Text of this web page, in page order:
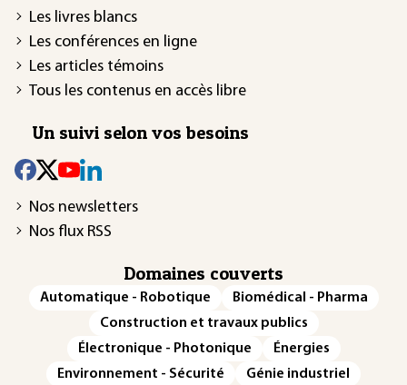
Les livres blancs
Les conférences en ligne
Les articles témoins
Tous les contenus en accès libre
Un suivi selon vos besoins
Nos newsletters
Nos flux RSS
Domaines couverts
Automatique - Robotique
Biomédical - Pharma
Construction et travaux publics
Électronique - Photonique
Énergies
Environnement - Sécurité
Génie industriel